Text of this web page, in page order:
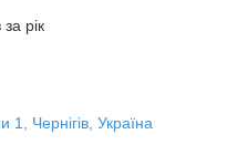
рік
1, Чернігів, Україна